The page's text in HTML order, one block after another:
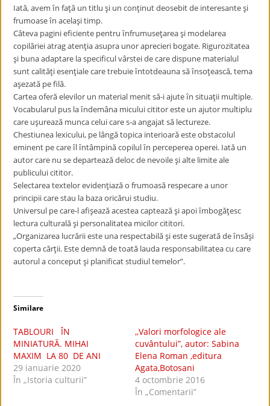
Iată, avem ȋn faţă un titlu şi un conţinut deosebit de interesante şi
frumoase ȋn acelaşi timp.
Câteva pagini eficiente pentru ȋnfrumuseţarea şi modelarea
copilăriei atrag atenţia asupra unor aprecieri bogate. Rigurozitatea
şi buna adaptare la specificul vârstei de care dispune materialul
sunt calităţi esenţiale care trebuie ȋntotdeauna să ȋnsoţească, tema
aşezată pe filă.
Cartea oferă elevilor un material menit să-i ajute ȋn situaţii multiple.
Vocabularul pus la ȋndemâna micului cititor este un ajutor multiplu
care uşurează munca celui care s-a angajat să lectureze.
Chestiunea lexicului, pe lângă topica interioară este obstacolul
eminent pe care ȋl ȋntâmpină copilul ȋn perceperea operei. Iată un
autor care nu se departează deloc de nevoile şi alte limite ale
publicului cititor.
Selectarea textelor evidenţiază o frumoasă respecare a unor
principii care stau la baza oricărui studiu.
Universul pe care-l afişează acestea captează şi apoi ȋmbogăţesc
lectura culturală şi personalitatea micilor cititori.
„Organizarea lucrării este una respectabilă şi este sugerată de ȋnsăşi
coperta cărţii. Este demnă de toată lauda responsabilitatea cu care
autorul a conceput şi planificat studiul temelor”.
Similare
TABLOURI ÎN
MINIATURĂ. MIHAI
MAXIM LA 80 DE ANI
29 ianuarie 2020
În „Istoria culturii”
,,Valori morfologice ale
cuvântului”, autor: Sabina
Elena Roman ,editura
Agata,Botosani
4 octombrie 2016
În „Comentarii”